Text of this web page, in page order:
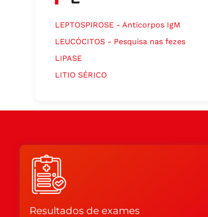
LEPTOSPIROSE - Anticorpos IgM
LEUCÓCITOS - Pesquisa nas fezes
LIPASE
LITIO SÉRICO
Resultados de exames